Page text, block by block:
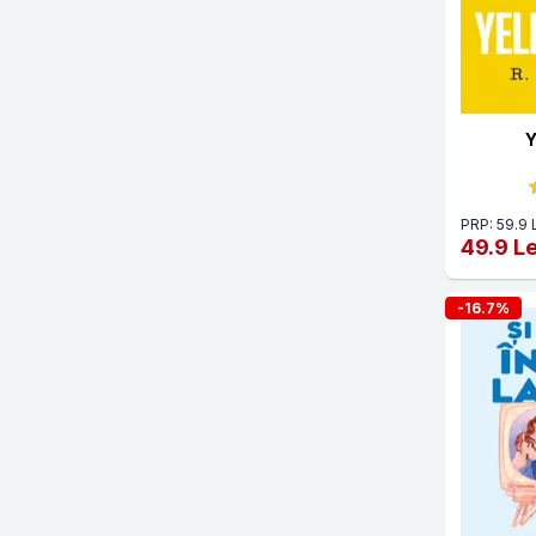
PRP: 59.9
49.9
-16.7%